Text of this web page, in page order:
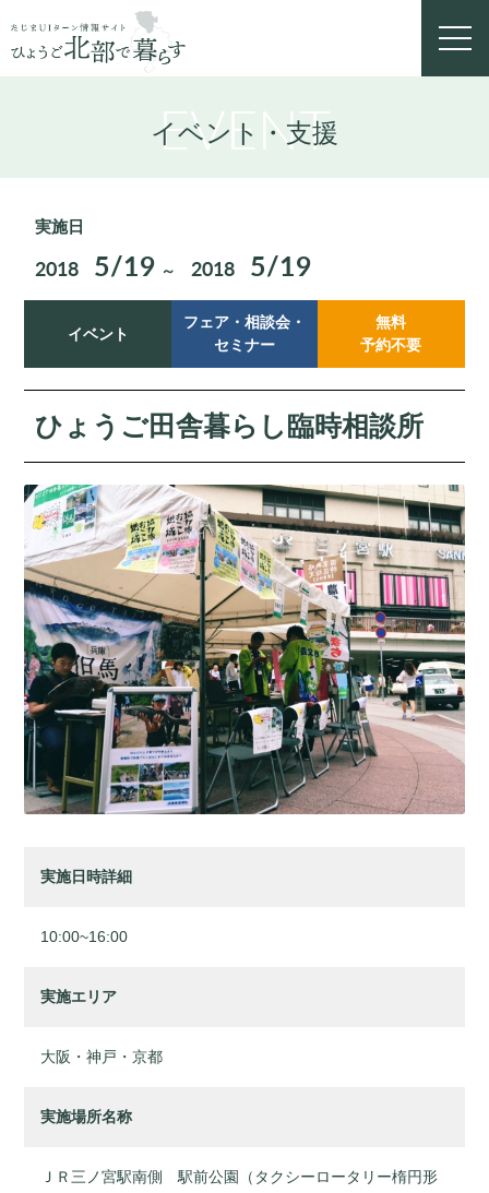
EVENT
イベント・支援
実施日
2018 5/19 ～ 2018 5/19
イベント
フェア・相談会・
セミナー
無料
予約不要
ひょうご田舎暮らし臨時相談所
実施日時詳細
10:00~16:00
実施エリア
大阪・神戸・京都
実施場所名称
ＪＲ三ノ宮駅南側 駅前公園（タクシーロータリー楕円形